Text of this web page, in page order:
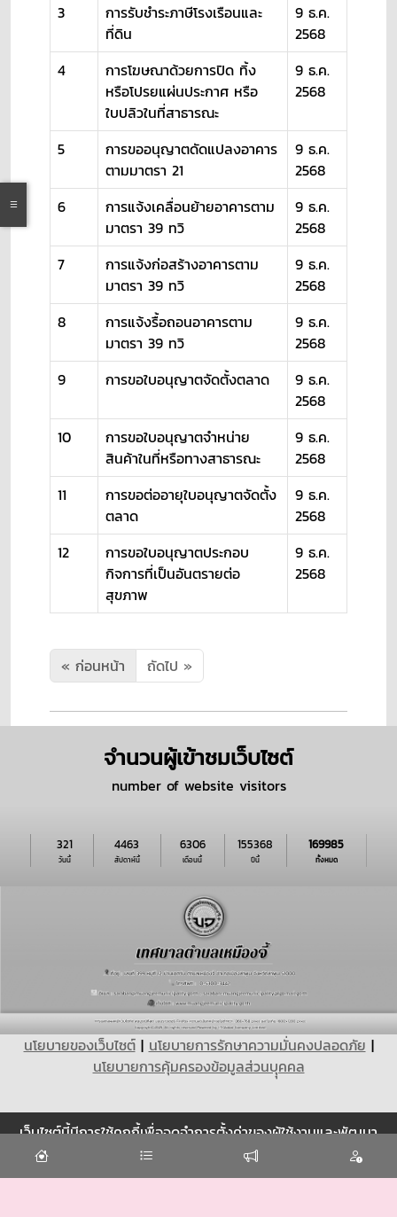
3
การรับชำระภาษีโรงเรือนและ
ที่ดิน
9 ธ.ค.
2568
4
การโฆษณาด้วยการปิด ทิ้ง
หรือโปรยแผ่นประกาศ หรือ
ใบปลิวในที่สาธารณะ
9 ธ.ค.
2568
5
การขออนุญาตดัดแปลงอาคาร
ตามมาตรา 21
9 ธ.ค.
2568
6
การแจ้งเคลื่อนย้ายอาคารตาม
มาตรา 39 ทวิ
9 ธ.ค.
2568
7
การแจ้งก่อสร้างอาคารตาม
มาตรา 39 ทวิ
9 ธ.ค.
2568
8
การแจ้งรื้อถอนอาคารตาม
มาตรา 39 ทวิ
9 ธ.ค.
2568
9
การขอใบอนุญาตจัดตั้งตลาด
9 ธ.ค.
2568
10
การขอใบอนุญาตจำหน่าย
สินค้าในที่หรือทางสาธารณะ
9 ธ.ค.
2568
11
การขอต่ออายุใบอนุญาตจัดตั้ง
ตลาด
9 ธ.ค.
2568
12
การขอใบอนุญาตประกอบ
กิจการที่เป็นอันตรายต่อ
สุขภาพ
9 ธ.ค.
2568
« ก่อนหน้า ถัดไป »
จำนวนผู้เข้าชมเว็บไซต์
number of website visitors
วันนี้
321
สัปดาห์นี้
4463
เดือนนี้
6306
ปีนี้
155368
ทั้งหมด
169985
นโยบายของเว็บไซต์| นโยบายการรักษาความมั่นคงปลอดภัย |
นโยบายการคุ้มครองข้อมูลส่วนบุุคคล
Cookie
เว็บไซต์นี้มีการใช้คุกกี้เพื่อจดจำการตั้งค่าของผู้ใช้งานและพัฒนา
ประสบการณ์การใช้งานของคุณให้ดียิ่งขึ้น